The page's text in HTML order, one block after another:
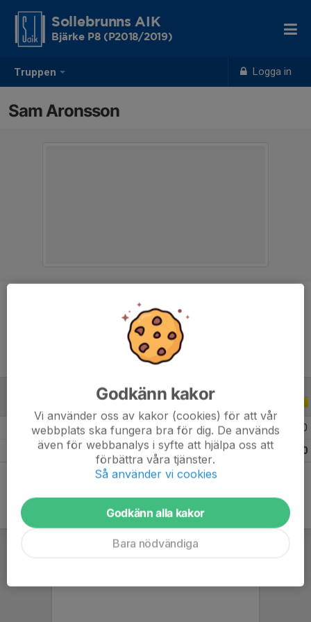
Truppen Logga in
Sollebrunns AIK
Bjärke P8 (P2018/2019)
Sam Aronsson
8 år
ALLA ÅR
2025 2 0 0 0
Totalt 2 0 0
Godkänn kakor
Vi använder oss av kakor (cookies) för att vår
webbplats ska fungera bra för dig. De används
även för webbanalys i syfte att hjälpa oss att
förbättra våra tjänster.
Så använder vi cookies
Godkänn alla kakor
Bara nödvändiga